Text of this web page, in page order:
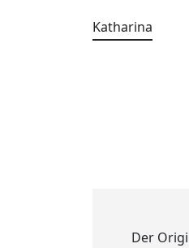
Katharina
Der